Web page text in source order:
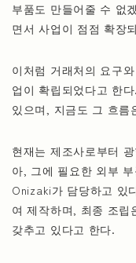
부품도 만들어줄 수 없
면서 사업이 점점 확장
이처럼 거래처의 요구
업이 확립되었다고 한
있으며, 지금도 그 흐름
현재는 제조사로부터
아, 그에 필요한 외부
Onizaki가 담당하고 있
여 제작하며, 최종 조립
갖추고 있다고 한다.